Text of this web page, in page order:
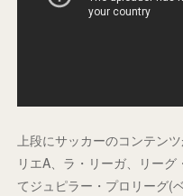
上段にサッカーのコンテン
リエA、ラ・リーガ、リー
てジュピラー・プロリーグ(